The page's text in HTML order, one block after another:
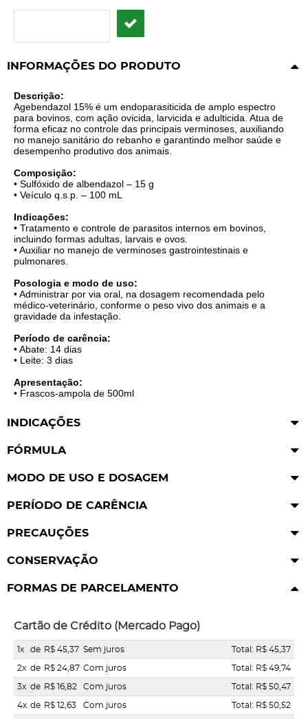
INFORMAÇÕES DO PRODUTO
Descrição:
Agebendazol 15% é um endoparasiticida de amplo espectro
para bovinos, com ação ovicida, larvicida e adulticida. Atua de
forma eficaz no controle das principais verminoses, auxiliando
no manejo sanitário do rebanho e garantindo melhor saúde e
desempenho produtivo dos animais.
Composição:
• Sulfóxido de albendazol – 15 g
• Veículo q.s.p. – 100 mL
Indicações:
• Tratamento e controle de parasitos internos em bovinos,
incluindo formas adultas, larvais e ovos.
• Auxiliar no manejo de verminoses gastrointestinais e
pulmonares.
Posologia e modo de uso:
• Administrar por via oral, na dosagem recomendada pelo
médico-veterinário, conforme o peso vivo dos animais e a
gravidade da infestação.
Período de carência:
• Abate: 14 dias
• Leite: 3 dias
Apresentação:
• Frascos-ampola de 500ml
INDICAÇÕES
FÓRMULA
MODO DE USO E DOSAGEM
PERÍODO DE CARÊNCIA
PRECAUÇÕES
CONSERVAÇÃO
FORMAS DE PARCELAMENTO
Cartão de Crédito (Mercado Pago)
1x de R$ 45,37 Sem juros Total: R$ 45,37
2x de R$ 24,87 Com juros Total: R$ 49,74
3x de R$ 16,82 Com juros Total: R$ 50,47
4x de R$ 12,63 Com juros Total: R$ 50,52